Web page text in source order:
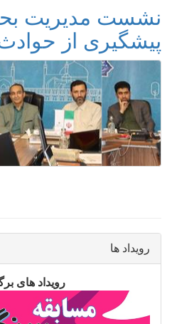
نشست مدیریت
پیشگیری از
رویداد ها
رویداد های